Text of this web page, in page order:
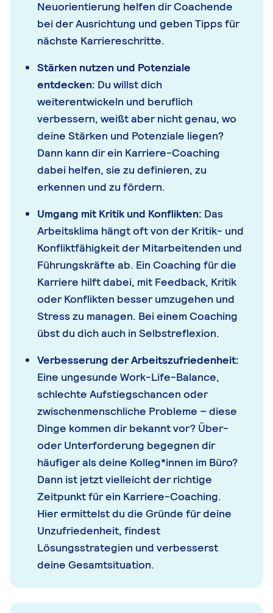
Neuorientierung helfen dir Coachende
bei der Ausrichtung und geben Tipps für
nächste Karriereschritte.
Stärken nutzen und Potenziale
entdecken: Du willst dich
weiterentwickeln und beruflich
verbessern, weißt aber nicht genau, wo
deine Stärken und Potenziale liegen?
Dann kann dir ein Karriere-Coaching
dabei helfen, sie zu definieren, zu
erkennen und zu fördern.
Umgang mit Kritik und Konflikten: Das
Arbeitsklima hängt oft von der Kritik- und
Konfliktfähigkeit der Mitarbeitenden und
Führungskräfte ab. Ein Coaching für die
Karriere hilft dabei, mit Feedback, Kritik
oder Konflikten besser umzugehen und
Stress zu managen. Bei einem Coaching
übst du dich auch in Selbstreflexion.
Verbesserung der Arbeitszufriedenheit:
Eine ungesunde Work-Life-Balance,
schlechte Aufstiegschancen oder
zwischenmenschliche Probleme – diese
Dinge kommen dir bekannt vor? Über-
oder Unterforderung begegnen dir
häufiger als deine Kolleg*innen im Büro?
Dann ist jetzt vielleicht der richtige
Zeitpunkt für ein Karriere-Coaching.
Hier ermittelst du die Gründe für deine
Unzufriedenheit, findest
Lösungsstrategien und verbesserst
deine Gesamtsituation.